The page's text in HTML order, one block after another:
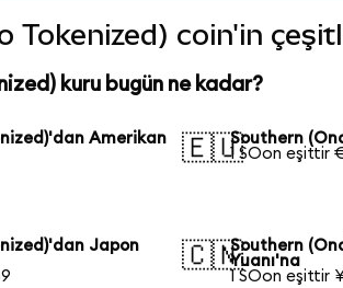
Tokenized) coin'in
kuru bugün ne kadar?
Amerikan
🇪🇺Southern
1 SOon eşittir
Japon
🇨🇳Southern
Yuanı'na
1 SOon eşittir